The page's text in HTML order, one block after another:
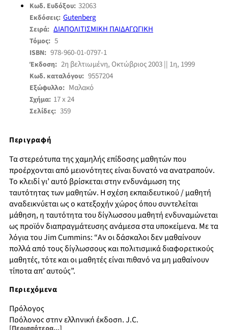
Κωδ. Ευδόξου: 32063
Εκδόσεις: Gutenberg
Σειρά: ΔΙΑΠΟΛΙΤΙΣΜΙΚΗ ΠΑΙΔΑΓΩΓΙΚΗ
Τόμος: 5
ISBN: 978-960-01-0797-1
Έκδοση: 2η βελτιωμένη, Οκτώβριος 2003 || 1η, 1999
Κωδ. καταλόγου: 9557204
Εξώφυλλο: Μαλακό
Σχήμα: 17 x 24
Σελίδες: 359
Περιγραφή
Τα στερεότυπα της χαμηλής επίδοσης μαθητών που
προέρχονται από μειονότητες είναι δυνατό να ανατραπούν.
Το κλειδί γι’ αυτό βρίσκεται στην ενδυνάμωση της
ταυτότητας των μαθητών. Η σχέση εκπαιδευτικού / μαθητή
αναδεικνύεται ως ο κατεξοχήν χώρος όπου συντελείται
μάθηση, η ταυτότητα του δίγλωσσου μαθητή ενδυναμώνεται
ως προϊόν διαπραγμάτευσης ανάμεσα στα υποκείμενα. Με τα
λόγια του Jim Cummins: “Αν οι δάσκαλοι δεν μαθαίνουν
πολλά από τους δίγλωσσους και πολιτισμικά διαφορετικούς
μαθητές, τότε και οι μαθητές είναι πιθανό να μη μαθαίνουν
τίποτα απ’ αυτούς”.
Περιεχόμενα
Πρόλογος
Πρόλογος στην ελληνική έκδοση, J.C.